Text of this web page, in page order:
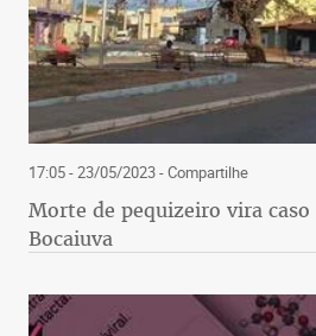
17:05 - 23/05/2023- Compartilhe
Morte de pequizeiro vira
Bocaiuva